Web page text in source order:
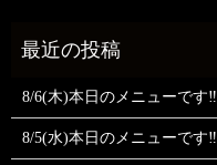
8/6(木)本日のメニューです‼️
8/5(水)本日のメニューです‼️